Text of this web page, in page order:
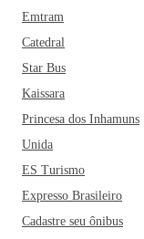
Emtram
Catedral
Star Bus
Kaissara
Princesa dos Inhamuns
Unida
ES Turismo
Expresso Brasileiro
Cadastre seu ônibus